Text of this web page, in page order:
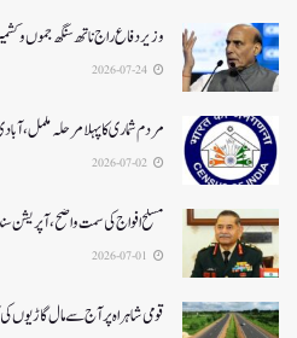
وزیر دفاع راج ناتھ سنگھ جموں و
مردم شماری کا پہلا مرحلہ
مسلح افواج کی سمت واضح،
قومی شاہراہ پر آج سے مال گاڑیوں